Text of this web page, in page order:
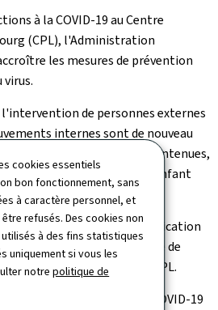
cookies essentiels
bon fonctionnement, sans
à caractère personnel, et
refusés. Des cookies non
à des fins statistiques
uniquement si vous les
notrepolitique de
à la COVID-19 au Centre
(CPL), l'Administration
les mesures de prévention
de personnes externes
internes sont de nouveau
Les visites au CPL sont maintenues,
deux visiteurs par détenu (enfant
en plexiglas.
ci-dessus sont d'application
avec une possibilité de
la situation sanitaire au CPL.
été testés positifs à la COVID-19